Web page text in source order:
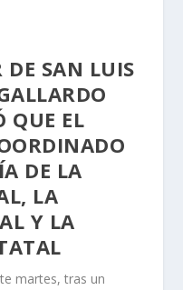
DE SAN LUIS
QUE EL
DE LA
LA
Y LA
martes, tras un